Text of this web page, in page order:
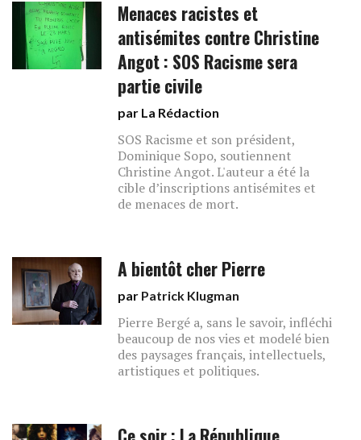
Menaces racistes et
antisémites contre Christine
Angot : SOS Racisme sera
partie civile
par La Rédaction
SOS Racisme et son président,
Dominique Sopo, soutiennent
Christine Angot. L'auteur a été la
cible d’inscriptions antisémites et
de menaces de mort.
A bientôt cher Pierre
par Patrick Klugman
Pierre Bergé a, sans le savoir, infléchi
beaucoup de nos vies et modelé bien
des paysages français, intellectuels,
artistiques et politiques.